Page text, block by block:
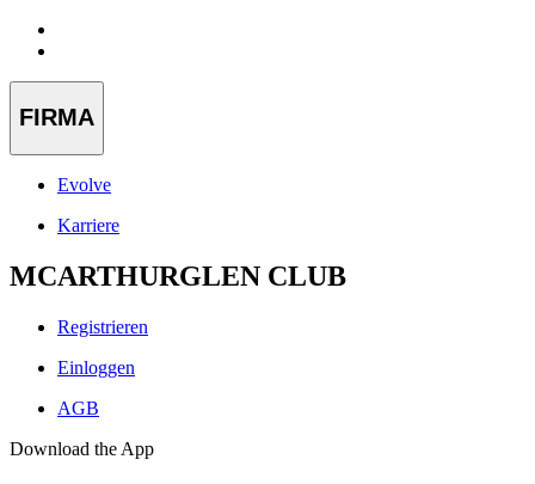
FIRMA
Evolve
Karriere
MCARTHURGLEN CLUB
Registrieren
Einloggen
AGB
Download the App